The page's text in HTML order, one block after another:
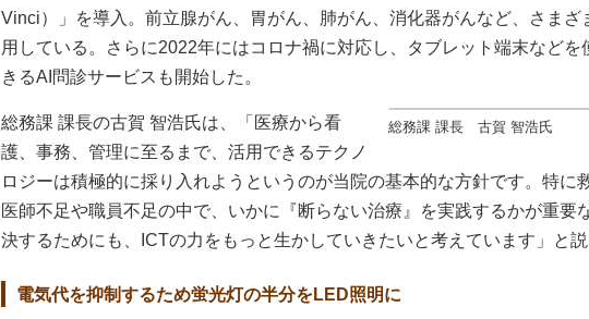
Vinci）」を導入。前立腺がん、胃がん、肺がん、消化器がんなど、さまざ
用している。さらに2022年にはコロナ禍に対応し、タブレット端末などを
きるAI問診サービスも開始した。
総務課 課長 古賀 智浩氏
総務課 課長の古賀 智浩氏は、「医療から看
護、事務、管理に至るまで、活用できるテクノ
ロジーは積極的に採り入れようというのが当院の基本的な方針です。特に
医師不足や職員不足の中で、いかに『断らない治療』を実践するかが重要
決するためにも、ICTの力をもっと生かしていきたいと考えています」と説
電気代を抑制するため蛍光灯の半分をLED照明に